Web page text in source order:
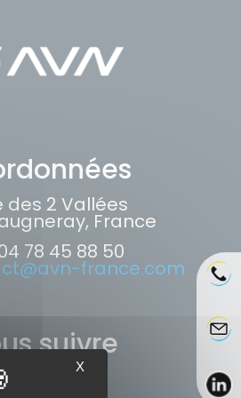
des 2 Vallées
France
78 45 88 50
france.com
suivre
X